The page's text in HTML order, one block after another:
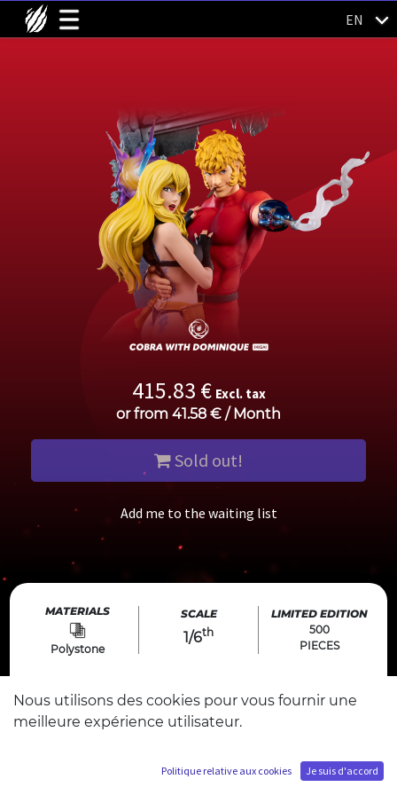
EN
415.83 € Excl. tax
or from 41.58 € / Month
Sold out!
Add me to the waiting list
MATERIALS
Polystone
SCALE
1/6th
LIMITED EDITION
500
PIECES
L : 23 cm
D : 38 cm
Nous utilisons des cookies pour vous fournir une
meilleure expérience utilisateur.
Politique relative aux cookies Je suis d'accord